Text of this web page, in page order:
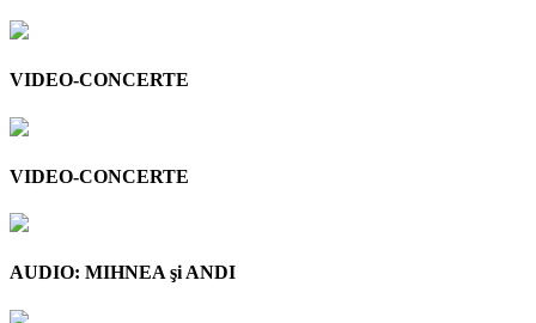
VIDEO-CONCERTE
VIDEO-CONCERTE
AUDIO: MIHNEA şi ANDI